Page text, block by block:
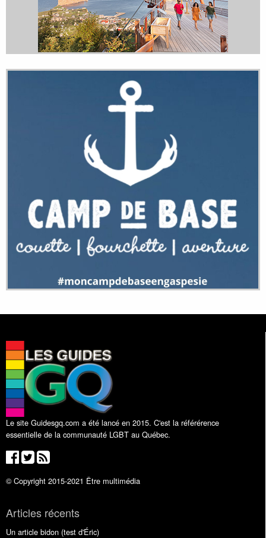
Le site Guidesgq.com a été lancé en 2015. C'est la référérence
essentielle de la communauté LGBT au Québec.
© Copyright 2015-2021 Être multimédia
Articles récents
Un article bidon (test d'Éric)